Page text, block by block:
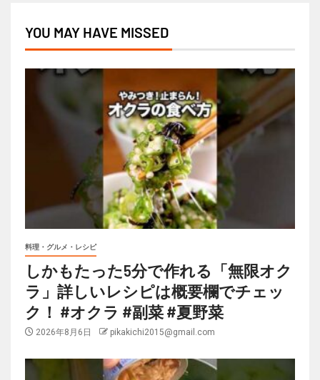
YOU MAY HAVE MISSED
料理・グルメ・レシピ
しかもたった5分で作れる「無限オク
ラ」詳しいレシピは概要欄でチェッ
ク！ #オクラ #副菜 #夏野菜
2026年8月6日 pikakichi2015@gmail.com